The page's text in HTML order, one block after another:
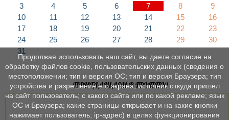
3
4 5 6 7 8
9
10
11 12 13 14 15
16
17
18 19 20 21 22
23
24
25 26 27 28 29
30
31
ПРИГЛАШАЕМ В ГРУППУ!
Продолжая использовать наш сайт, вы даете согласие на
обработку файлов cookie, пользовательских данных (сведения о
местоположении; тип и версия ОС; тип и версия Браузера; тип
устройства и разрешение его экрана; источник откуда пришел
на сайт пользователь; с какого сайта или по какой рекламе; язык
ОС и Браузера; какие страницы открывает и на какие кнопки
нажимает пользователь; ip-адрес) в целях функционирования